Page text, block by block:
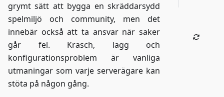
grymt sätt att bygga en skräddarsydd
spelmiljö och community, men det
innebär också att ta ansvar när saker
går fel. Krasch, lagg och
konfigurationsproblem är vanliga
utmaningar som varje serverägare kan
stöta på någon gång.